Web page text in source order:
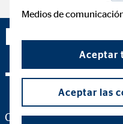
Miguel
—
Coordinador de Zona
Medios de
Aceptar
Aceptar las